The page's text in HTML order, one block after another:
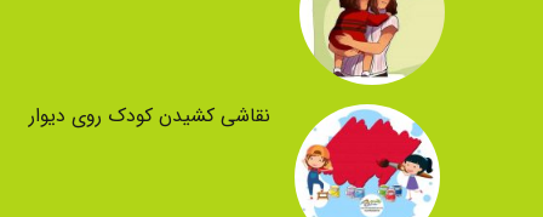
نقاشی کشیدن کودک روی دیوار